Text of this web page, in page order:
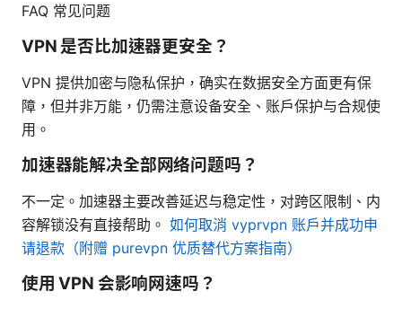
FAQ 常见问题
VPN 是否比加速器更安全？
VPN 提供加密与隐私保护，确实在数据安全方面更有保
障，但并非万能，仍需注意设备安全、账户保护与合规使
用。
加速器能解决全部网络问题吗？
不一定。加速器主要改善延迟与稳定性，对跨区限制、内
容解锁没有直接帮助。 如何取消 vyprvpn 账户并成功申
请退款（附赠 purevpn 优质替代方案指南）
使用 VPN 会影响网速吗？